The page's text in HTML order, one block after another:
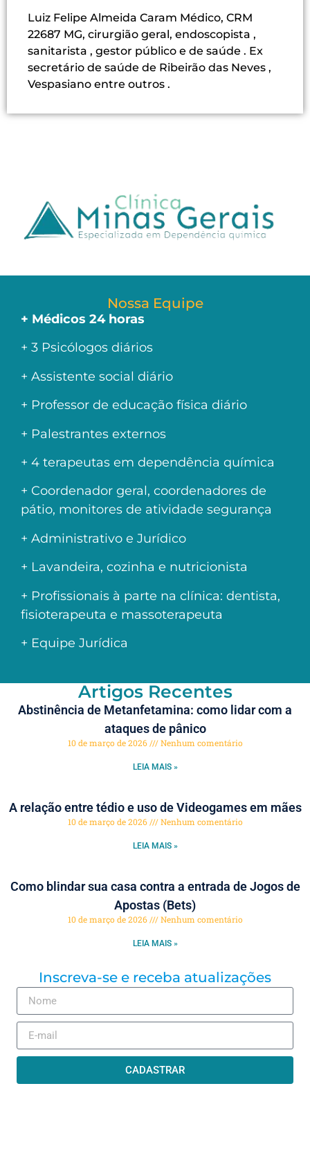
Luiz Felipe Almeida Caram Médico, CRM
22687 MG, cirurgião geral, endoscopista ,
sanitarista , gestor público e de saúde . Ex
secretário de saúde de Ribeirão das Neves ,
Vespasiano entre outros .
Nossa Equipe
+ Médicos 24 horas
+ 3 Psicólogos diários
+ Assistente social diário
+ Professor de educação física diário
+ Palestrantes externos
+ 4 terapeutas em dependência química
+ Coordenador geral, coordenadores de
pátio, monitores de atividade segurança
+ Administrativo e Jurídico
+ Lavandeira, cozinha e nutricionista
+ Profissionais à parte na clínica: dentista,
fisioterapeuta e massoterapeuta
+ Equipe Jurídica
Artigos Recentes
Abstinência de Metanfetamina: como lidar com a
ataques de pânico
10 de março de 2026 Nenhum comentário
LEIA MAIS »
A relação entre tédio e uso de Videogames em mães
10 de março de 2026 Nenhum comentário
LEIA MAIS »
Como blindar sua casa contra a entrada de Jogos de
Apostas (Bets)
10 de março de 2026 Nenhum comentário
LEIA MAIS »
Inscreva-se e receba atualizações
CADASTRAR